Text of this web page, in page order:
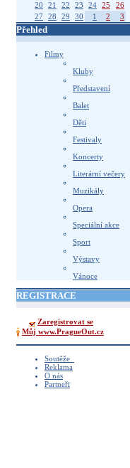
20
21 22 23 24 25
26
27
28 29 30 1 2 3
Přehled
Filmy
Kluby
Představení
Balet
Děti
Festivaly
Koncerty
Literární večery
Muzikály
Opera
Speciální akce
Sport
Výstavy
Vánoce
REGISTRACE
Zaregistrovat se
Můj www.PragueOut.cz
Soutěže_
Reklama
O nás
Partneři